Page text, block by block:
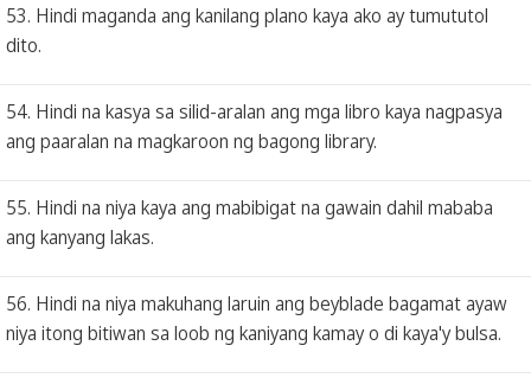
53. Hindi maganda ang kanilang plano kaya ako ay tumututol
dito.
54. Hindi na kasya sa silid-aralan ang mga libro kaya nagpasya
ang paaralan na magkaroon ng bagong library.
55. Hindi na niya kaya ang mabibigat na gawain dahil mababa
ang kanyang lakas.
56. Hindi na niya makuhang laruin ang beyblade bagamat ayaw
niya itong bitiwan sa loob ng kaniyang kamay o di kaya'y bulsa.